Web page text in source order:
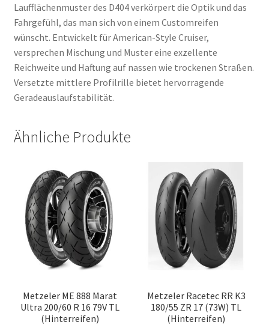
Laufflächenmuster des D404 verkörpert die Optik und das
Fahrgefühl, das man sich von einem Customreifen
wünscht. Entwickelt für American-Style Cruiser,
versprechen Mischung und Muster eine exzellente
Reichweite und Haftung auf nassen wie trockenen Straßen.
Versetzte mittlere Profilrille bietet hervorragende
Geradeauslaufstabilität.
Ähnliche Produkte
Metzeler ME 888 Marat
Ultra 200/60 R 16 79V TL
(Hinterreifen)
Metzeler Racetec RR K3
180/55 ZR 17 (73W) TL
(Hinterreifen)